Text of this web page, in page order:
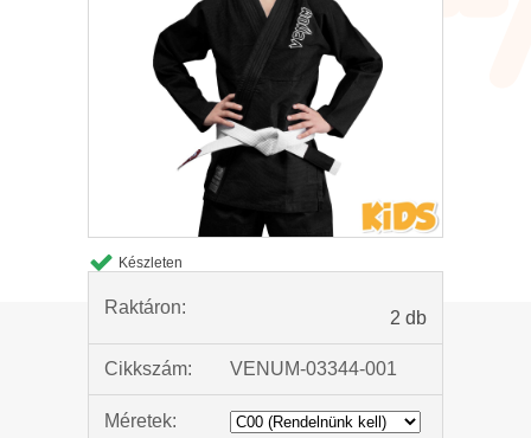
Készleten
Raktáron:
2 db
Cikkszám: VENUM-03344-001
Méretek: